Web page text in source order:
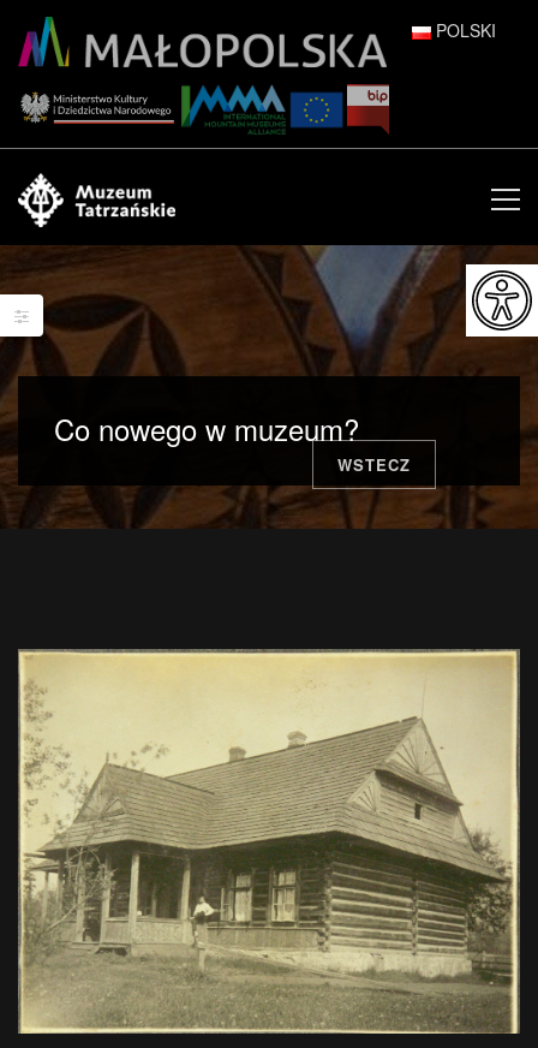
POLSKI
ENGLISH
ESPAÑOL
FRANÇAIS
ITALIANO
日本語
Co nowego w muzeum?
WSTECZ